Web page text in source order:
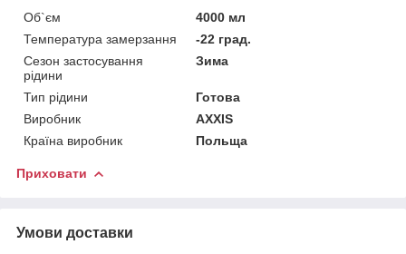
Об`єм
4000 мл
Температура замерзання
-22 град.
Сезон застосування
рідини
Зима
Тип рідини
Готова
Виробник
AXXIS
Країна виробник
Польща
Приховати
Умови доставки